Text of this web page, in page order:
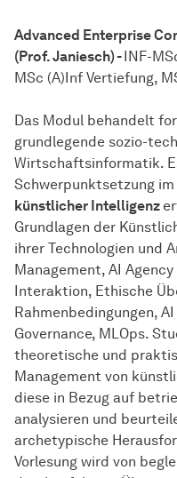
Advanced Enterprise
(Prof. Janiesch) -INF-
MSc (A)Inf Vertiefung,
Das Modul behandelt
grundlegende sozio-
Wirtschaftsinformatik.
Schwerpunktsetzung im
künstlicher Intelligenz
Grundlagen der
ihrer Technologien und
Management, AI
Interaktion, Ethische
Rahmenbedingungen,
Governance, MLOps.
theoretische und
Management von
diese in Bezug auf
analysieren und
archetypische
Vorlesung wird von